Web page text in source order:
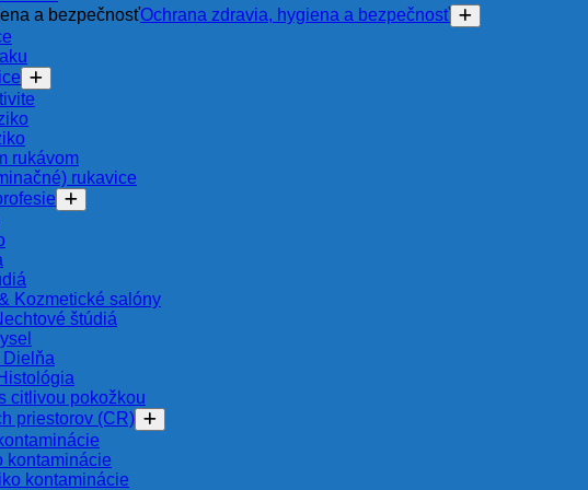
Ochrana zdravia, hygiena a bezpečnosť
rukávom
rukavice
Kozmetické salóny
štúdiá
citlivou pokožkou
priestorov (CR)
kontaminácie
kontaminácie